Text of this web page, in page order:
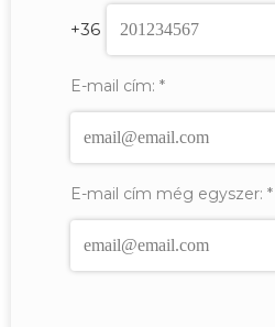
+36
E-mail cím: *
E-mail cím még egyszer: *